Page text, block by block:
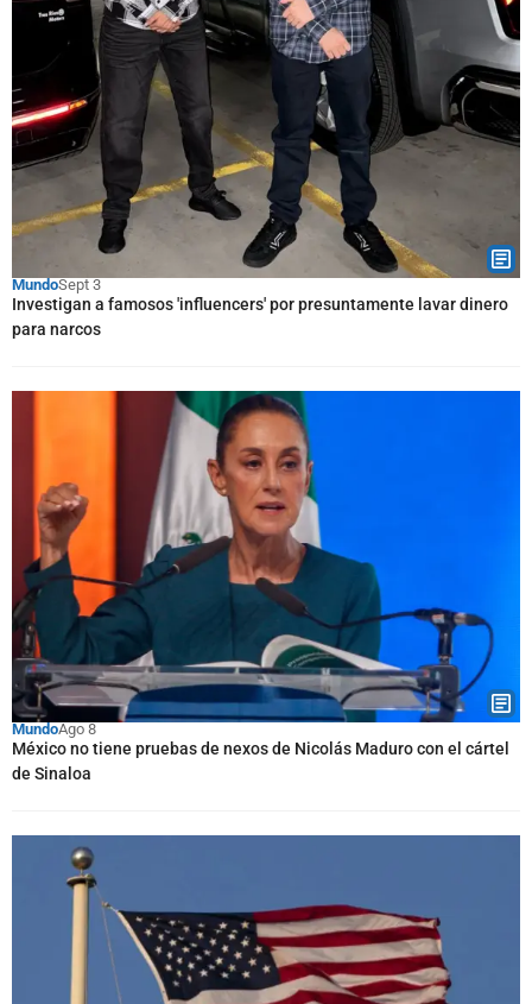
MundoSept 3
Investigan a famosos 'influencers' por presuntamente lavar dinero
para narcos
MundoAgo 8
México no tiene pruebas de nexos de Nicolás Maduro con el cártel
de Sinaloa